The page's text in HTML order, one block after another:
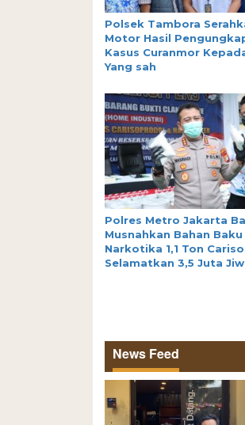
Polsek Tambora
Motor Hasil
Kasus Curanmor
Yang sah
Polres Metro Jakarta
Musnahkan Bahan Baku
Narkotika 1,1 Ton
Selamatkan 3,5 Juta
News Feed